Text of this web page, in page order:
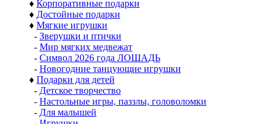
♦ Корпоративные подарки
♦ Достойные подарки
♦ Мягкие игрушки
- Зверушки и птички
- Мир мягких медвежат
- Символ 2026 года ЛОШАДЬ
- Новогодние танцующие игрушки
♦ Подарки для детей
- Детское творчество
- Настольные игры, паззлы, головоломки
- Для малышей